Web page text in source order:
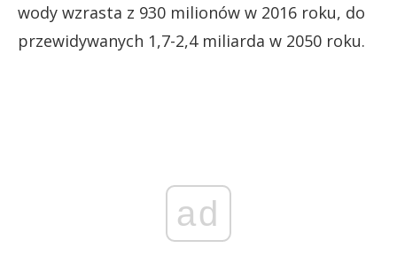
wody wzrasta z 930 milionów w 2016 roku, do
przewidywanych 1,7-2,4 miliarda w 2050 roku.
ad